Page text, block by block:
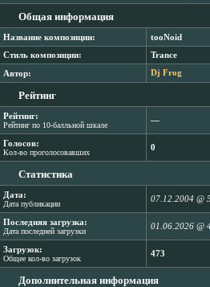
Общая информация
Название композиции: tooNoid
Стиль композиции: Trance
Автор: Dj Frog
Рейтинг
Рейтинг:
Рейтинг по 10-балльной шкале
―
Голосов:
Кол-во проголосовавших
0
Статистика
Дата:
Дата публикации
07.12.2004 @
Последняя загрузка:
Дата последней загрузки
01.06.2026 @
Загрузок:
Общее кол-во загрузок
473
Дополнительная информация